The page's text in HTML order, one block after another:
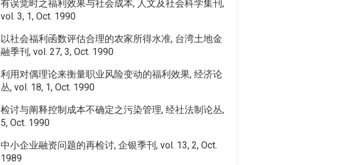
有误觉时之福利效果与社会成本, 人文及社会科学集刊,
vol. 3, 1, Oct. 1990
以社会福利函数评估合理的农家所得水准, 台湾土地金
融季刊, vol. 27, 3, Oct. 1990
利用对偶理论来衡量职业风险变动的福利效果, 经济论
丛, vol. 18, 1, Oct. 1990
检讨与阐释控制成本不确定之污染管理, 经社法制论丛,
5, Oct. 1990
中小企业融资问题的再检讨, 企银季刊, vol. 13, 2, Oct.
1989